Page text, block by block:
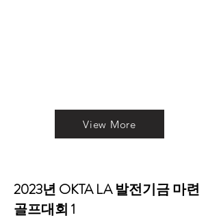
View More
2023년 OKTA LA 발전기금 마련
골프대회 1